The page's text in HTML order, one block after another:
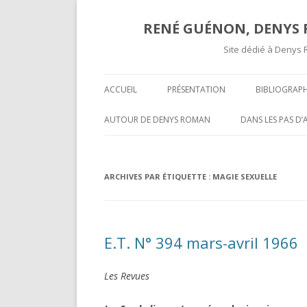
RENÉ GUÉNON,
Site dédié à
ACCUEIL PRÉSENTATION
TEXTES ET
COMPTES
AUTOUR DE DENYS ROMAN
OPÉRATIVITÉ ET MAÇONNERIE
DARKNESS VISIBLE PARTIE 2
DANS LES PAS
MARCEL MAUGY
UNE GROSSIÈRE
T-ON ?
ARCHIVES PAR ÉTIQUETTE : MAGIE SEXUELLE
E.T. N° 394 mars-avril 1966
Les Revues